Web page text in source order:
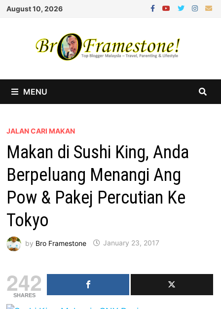
Skip
August 10, 2026
MENU
JALAN CARI MAKAN
Makan di Sushi King, Anda
Berpeluang Menangi Ang
Pow & Pakej Percutian Ke
Tokyo
by Bro Framestone January 23, 2017
242
SHARES